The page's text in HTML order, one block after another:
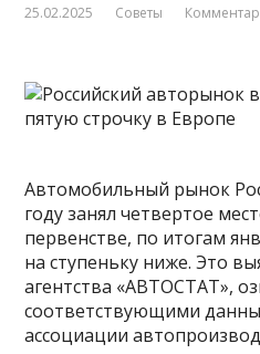
25.02.2025 Советы
Автомобильный рынок
году занял четвертое
первенстве, по итогам
на ступеньку ниже. Это
агентства «АВТОСТАТ»,
соответствующими
ассоциации